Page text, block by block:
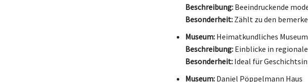
Beschreibung:Beeindruckende
Besonderheit:Zählt zu den
Museum:Heimatkundliches Museum
Beschreibung:Einblicke in
Besonderheit:Ideal für
Museum:Daniel Pöppelmann Haus